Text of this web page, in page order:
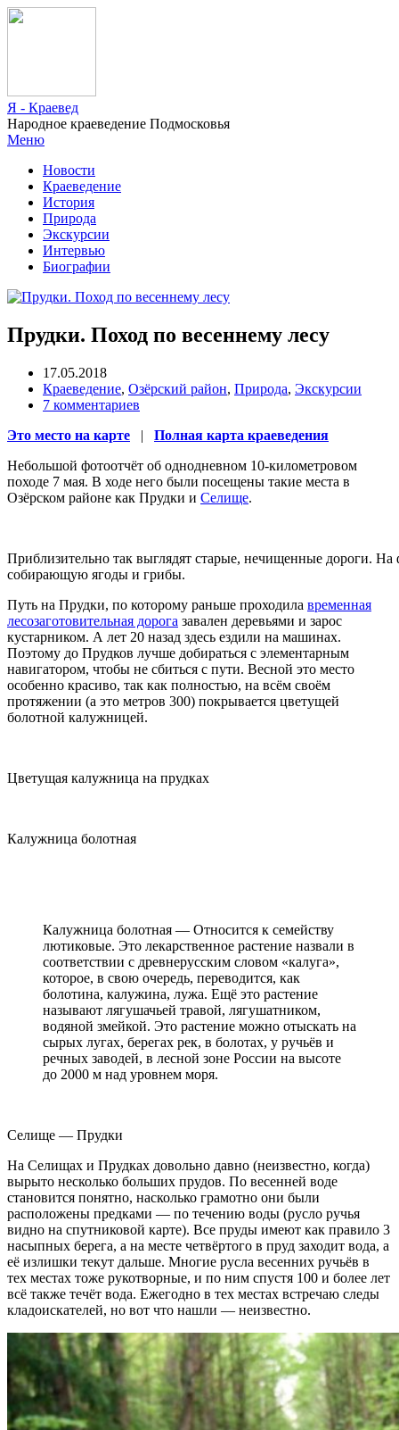
Я - Краевед
Народное краеведение Подмосковья
Меню
Новости
Краеведение
История
Природа
Экскурсии
Интервью
Биографии
Прудки. Поход по весеннему лесу
17.05.2018
Краеведение, Озёрский район, Природа, Экскурсии
7 комментариев
Это место на карте | Полная карта краеведения
Небольшой фотоотчёт об однодневном 10-километровом
походе 7 мая. В ходе него были посещены такие места в
Озёрском районе как Прудки и Селище.
Приблизительно так выглядят старые, нечищенные дороги.
собирающую ягоды и грибы.
Путь на Прудки, по которому раньше проходила временная
лесозаготовительная дорога завален деревьями и зарос
кустарником. А лет 20 назад здесь ездили на машинах.
Поэтому до Прудков лучше добираться с элементарным
навигатором, чтобы не сбиться с пути. Весной это место
особенно красиво, так как полностью, на всём своём
протяжении (а это метров 300) покрывается цветущей
болотной калужницей.
Цветущая калужница на прудках
Калужница болотная
Калужница болотная — Относится к семейству
лютиковые. Это лекарственное растение назвали в
соответствии с древнерусским словом «калуга»,
которое, в свою очередь, переводится, как
болотина, калужина, лужа. Ещё это растение
называют лягушачьей травой, лягушатником,
водяной змейкой. Это растение можно отыскать на
сырых лугах, берегах рек, в болотах, у ручьёв и
речных заводей, в лесной зоне России на высоте
до 2000 м над уровнем моря.
Селище — Прудки
На Селищах и Прудках довольно давно (неизвестно, когда)
вырыто несколько больших прудов. По весенней воде
становится понятно, насколько грамотно они были
расположены предками — по течению воды (русло ручья
видно на спутниковой карте). Все пруды имеют как правило 3
насыпных берега, а на месте четвёртого в пруд заходит вода, а
её излишки текут дальше. Многие русла весенних ручьёв в
тех местах тоже рукотворные, и по ним спустя 100 и более лет
всё также течёт вода. Ежегодно в тех местах встречаю следы
кладоискателей, но вот что нашли — неизвестно.